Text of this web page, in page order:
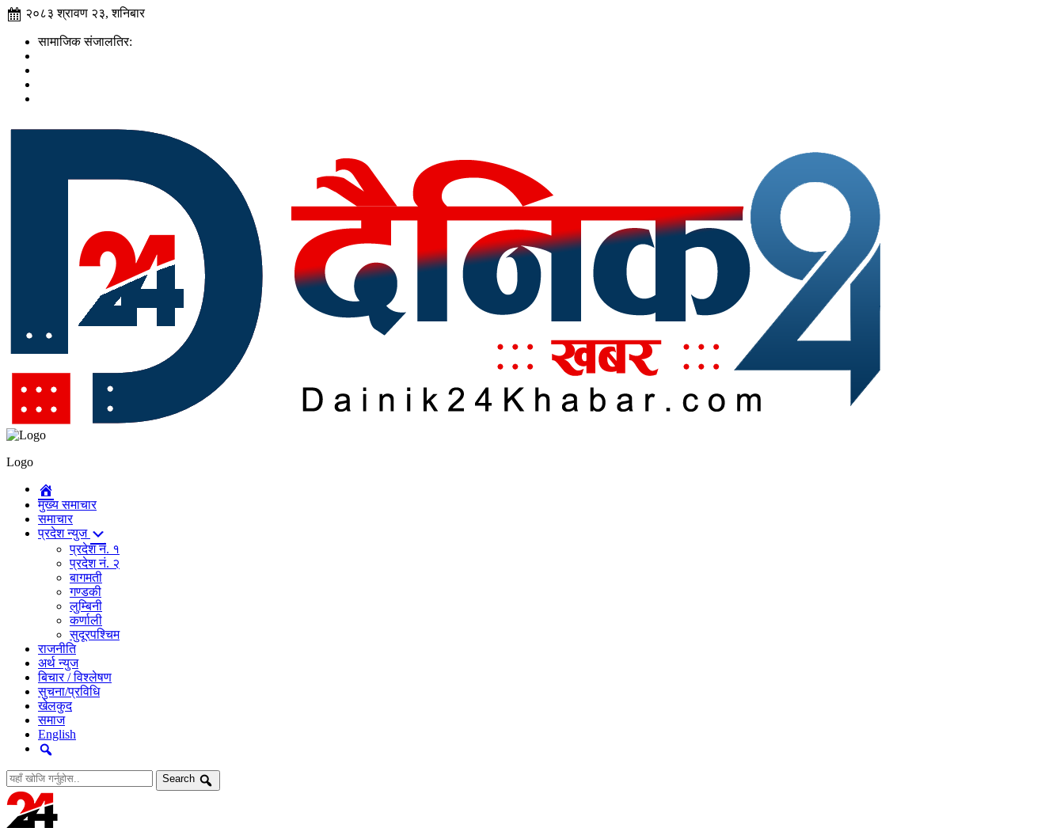
२०८३ श्रावण २३, शनिबार
सामाजिक संजालतिर:
Logo
मुख्य समाचार
समाचार
प्रदेश न्युज
प्रदेश नं. १
प्रदेश नं. २
बागमती
गण्डकी
लुम्बिनी
कर्णाली
सुदूरपश्चिम
राजनीति
अर्थ न्युज
बिचार / विश्लेषण
सुचना/प्रविधि
खेलकुद
समाज
English
Search